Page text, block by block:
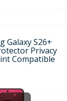
Galaxy S26+
Privacy
Compatible